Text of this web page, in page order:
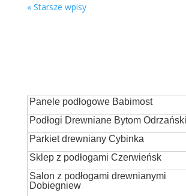
« Starsze wpisy
Panele podłogowe Babimost
Podłogi Drewniane Bytom Odrzański
Parkiet drewniany Cybinka
Sklep z podłogami Czerwieńsk
Salon z podłogami drewnianymi
Dobiegniew